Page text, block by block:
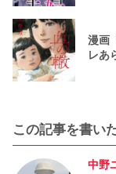
漫画
レあ
この記事を書い
中野